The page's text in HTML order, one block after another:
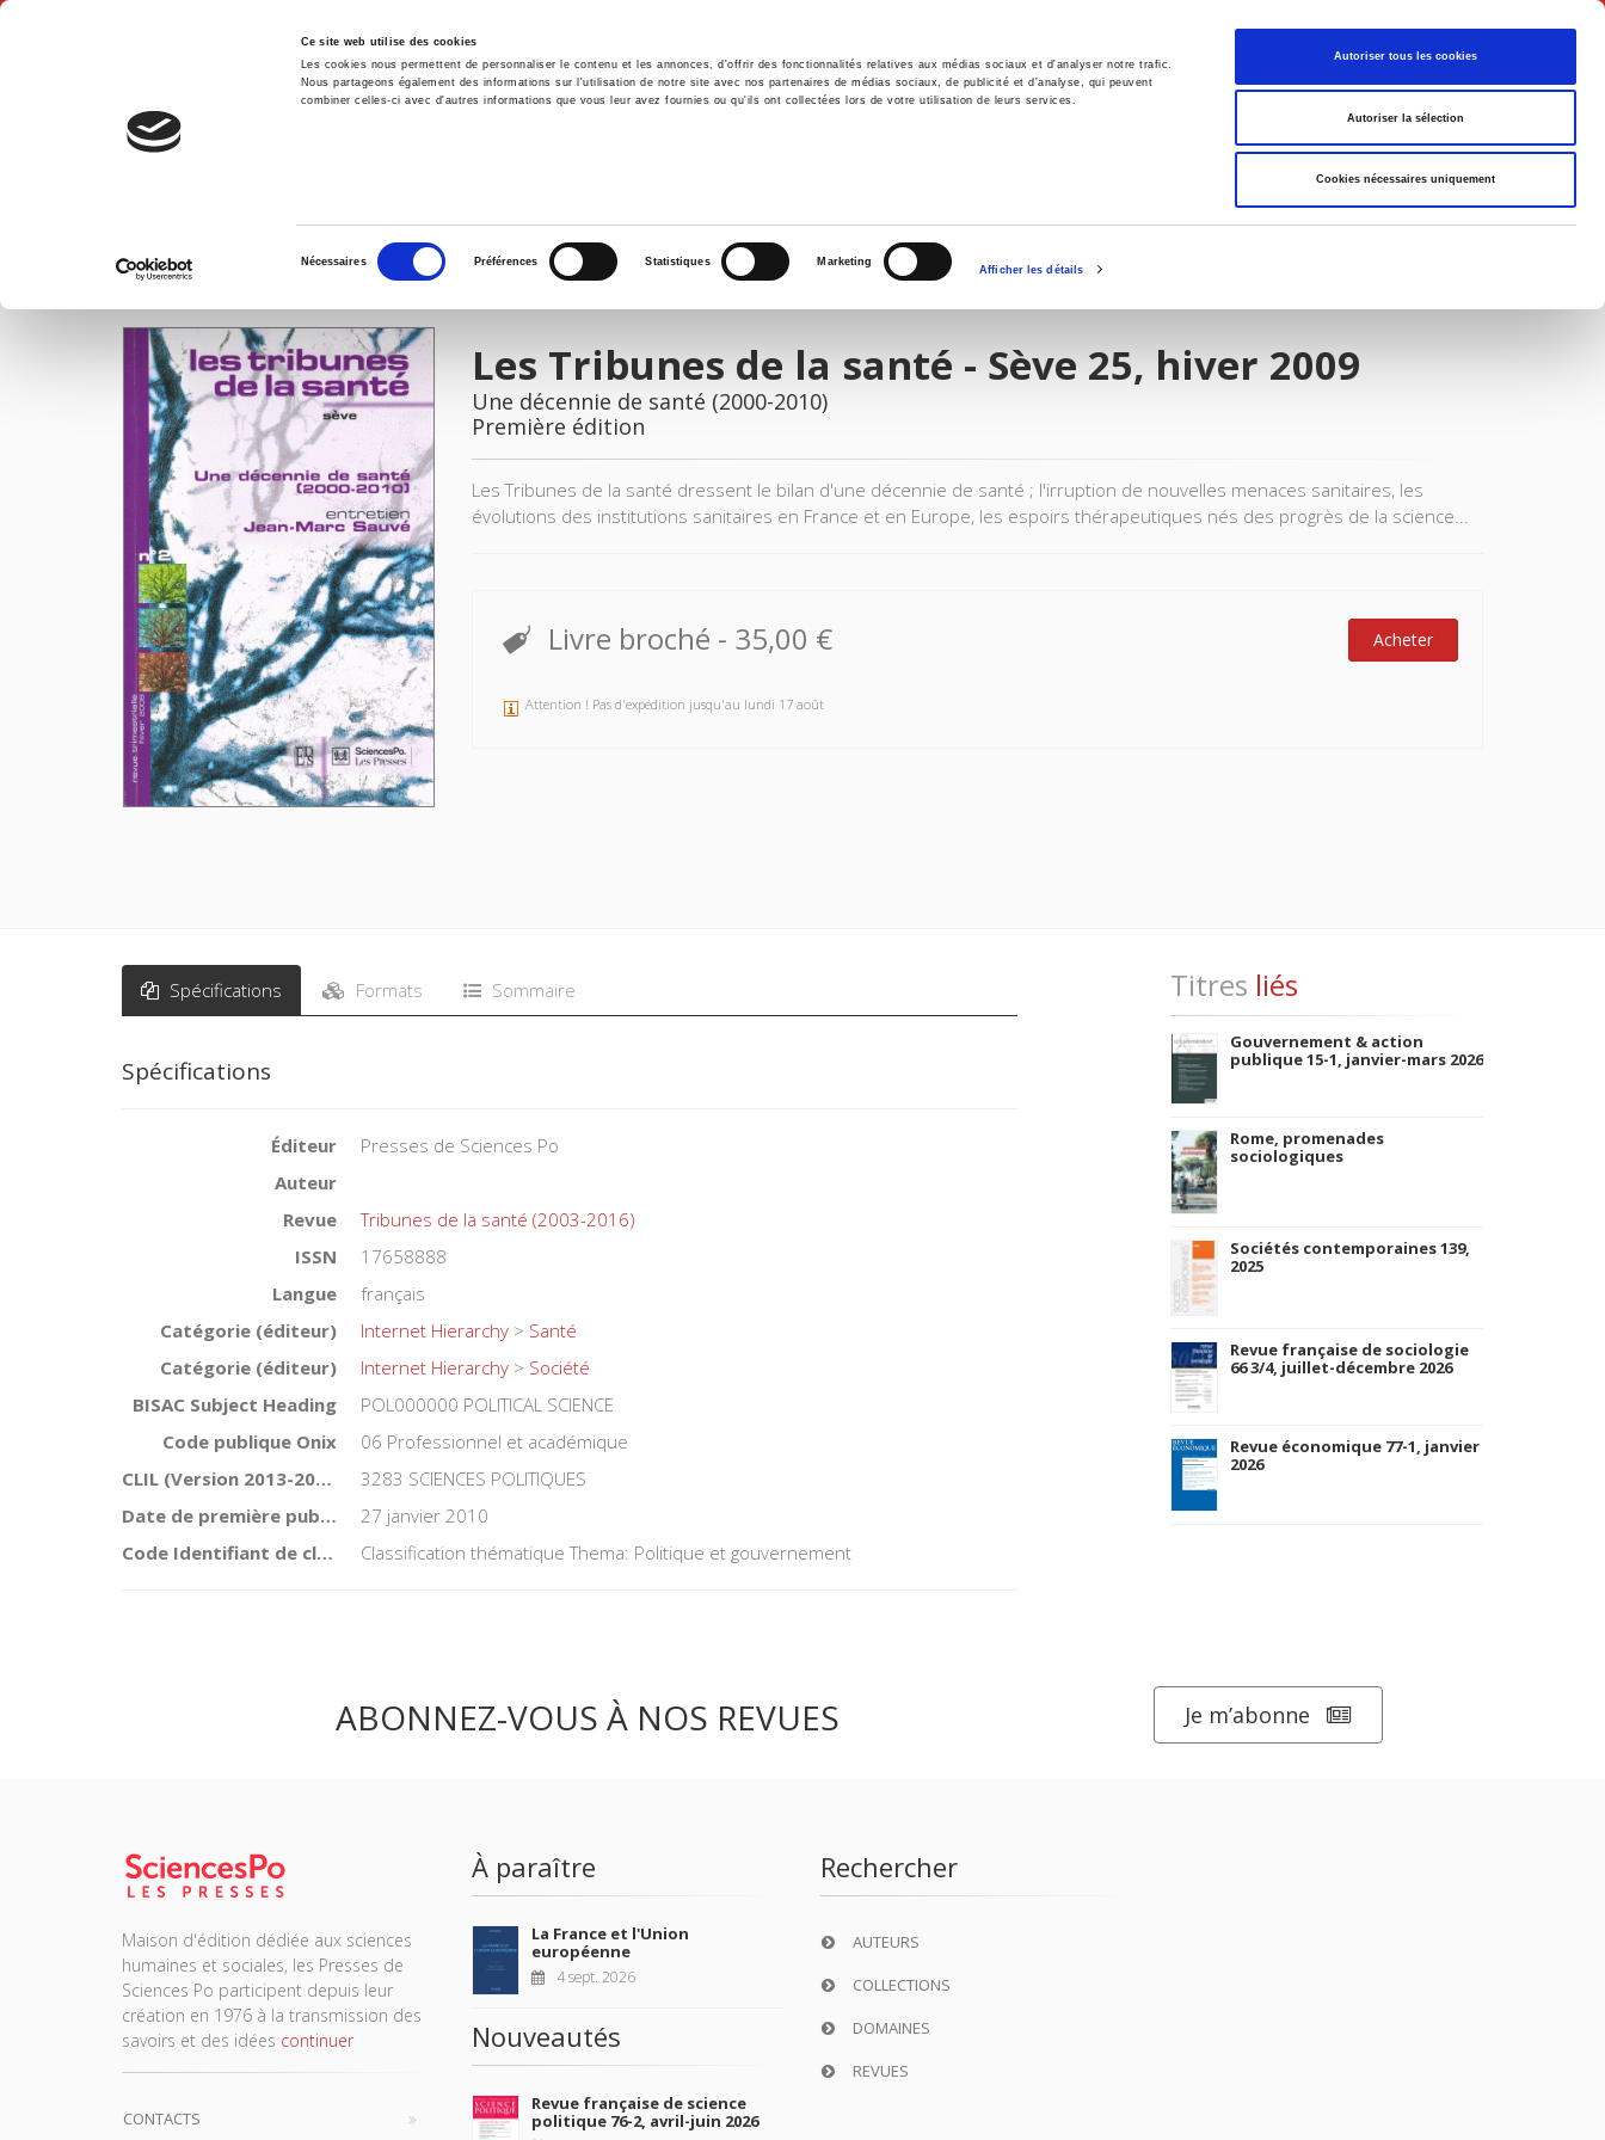
Ce site web utilise des cookies
Les cookies nous permettent de personnaliser le contenu et les annonces, d'offrir des fonctionnalités relatives aux médias sociaux et d'analyser notre trafic.
Nous partageons également des informations sur l'utilisation de notre site avec nos partenaires de médias sociaux, de publicité et d'analyse, qui peuvent
combiner celles-ci avec d'autres informations que vous leur avez fournies ou qu'ils ont collectées lors de votre utilisation de leurs services.
consentement
Nécessaires Préférences Statistiques Marketing
Afficher les détails
Autoriser tous les cookies
Autoriser la sélection
Cookies nécessaires uniquement
Français
Accueil Environnement Histoire International
IMAGES
Les Tribunes de la santé - Sève 25, hiver 2009
Une décennie de santé (2000-2010)
Première édition
Les Tribunes de la santé dressent le bilan d'une décennie de santé ; l'irruption de nouvelles menaces sanitaires, les
évolutions des institutions sanitaires en France et en Europe, les espoirs thérapeutiques nés des progrès de la science...
Livre broché - 35,00 € Acheter
Attention ! Pas d'expédition jusqu'au lundi 17 août
Spécifications Formats Sommaire
Spécifications
Éditeur
Presses de Sciences Po
Auteur
Revue
Tribunes de la santé (2003-2016)
ISSN
17658888
Langue
français
Catégorie (éditeur)
Internet Hierarchy > Santé
Catégorie (éditeur)
Internet Hierarchy > Société
BISAC Subject Heading
POL000000 POLITICAL SCIENCE
Code publique Onix
06 Professionnel et académique
CLIL (Version 2013-2019 )
3283 SCIENCES POLITIQUES
Date de première publication du titre
27 janvier 2010
Code Identifiant de classement sujet
Classification thématique Thema: Politique et gouvernement
Titres liés
Gouvernement & action
publique 15-1, janvier-mars 2026
Rome, promenades
sociologiques
Sociétés contemporaines 139,
2025
Revue française de sociologie
66 3/4, juillet-décembre 2026
Revue économique 77-1, janvier
2026
ABONNEZ-VOUS À NOS REVUES Je m’abonne
Maison d'édition dédiée aux sciences
humaines et sociales, les Presses de
Sciences Po participent depuis leur
création en 1976 à la transmission des
savoirs et des idées continuer
CONTACTS
À paraître
La France et l'Union
européenne
4 sept. 2026
Nouveautés
Revue française de science
politique 76-2, avril-juin 2026
Rechercher
AUTEURS
COLLECTIONS
DOMAINES
REVUES